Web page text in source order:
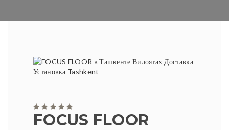
FOCUS FLOOR